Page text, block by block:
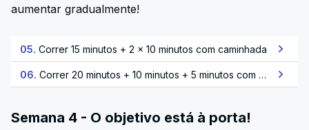
aumentar gradualmente!
05. Correr 15 minutos + 2 x 10 minutos com caminhada
06. Correr 20 minutos + 10 minutos + 5 minutos com caminhada
Semana 4 - O objetivo está à porta!